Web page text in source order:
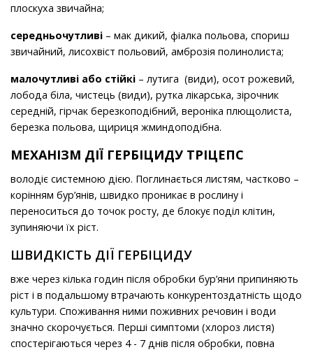
плоскуха звичайна;
середньочутливі – мак дикий, фіалка польова, спориш
звичайний, лисохвіст польовий, амброзія полинолиста;
малочутливі або стійкі – лутига (види), осот рожевий,
лобода біла, чистець (види), рутка лікарська, зірочник
середній, гірчак березкоподібний, вероніка плющолиста,
березка польова, щириця жминдоподібна.
МЕХАНІЗМ ДІЇ ГЕРБІЦИДУ ТРІЦЕПС
володіє системною дією. Поглинається листям, частково –
корінням бур’янів, швидко проникає в рослину і
переноситься до точок росту, де блокує поділ клітин,
зупиняючи їх ріст.
ШВИДКІСТЬ ДІЇ ГЕРБІЦИДУ
вже через кілька годин після обробки бур’яни припиняють
ріст і в подальшому втрачають конкурентоздатність щодо
культури. Споживання ними поживних речовин і води
значно скорочується. Перші симптоми (хлороз листя)
спостерігаються через 4 - 7 днів після обробки, повна